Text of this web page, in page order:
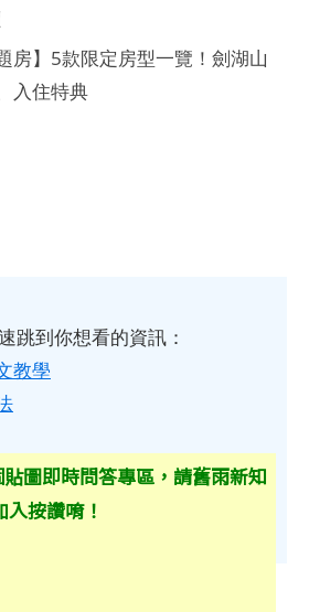
房】5款限定房型一覽！劍湖山
入住特典
跳到你想看的資訊：
教學
圖即時問答專區，請舊雨新知
入按讚唷！